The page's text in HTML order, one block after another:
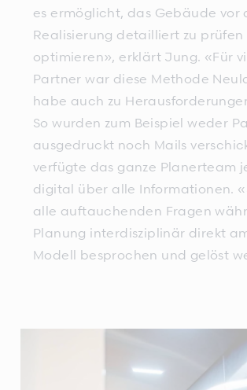
es ermöglicht, das Gebäude vor
Realisierung detailliert zu prüfen
optimieren», erklärt Jung. «Für
Partner war diese Methode
habe auch zu
So wurden zum Beispiel weder
ausgedruckt noch Mails
verfügte das ganze Planerteam
digital über alle Informationen.
alle auftauchenden Fragen
Planung interdisziplinär direkt
Modell besprochen und gelöst